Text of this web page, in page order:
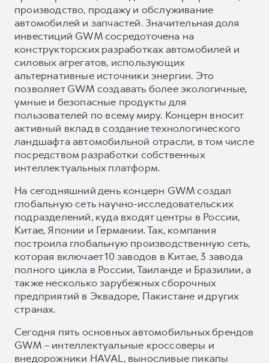
производство, продажу и обслуживание
автомобилей и запчастей. Значительная доля
инвестиций GWM сосредоточена на
конструкторских разработках автомобилей и
силовых агрегатов, использующих
альтернативные источники энергии. Это
позволяет GWM создавать более экологичные,
умные и безопасные продукты для
пользователей по всему миру. Концерн вносит
активный вклад в создание технологического
ландшафта автомобильной отрасли, в том числе
посредством разработки собственных
интеллектуальных платформ.
На сегодняшний день концерн GWM создал
глобальную сеть научно-исследовательских
подразделений, куда входят центры в России,
Китае, Японии и Германии. Так, компания
построила глобальную производственную сеть,
которая включает 10 заводов в Китае, 3 завода
полного цикла в России, Таиланде и Бразилии, а
также несколько зарубежных сборочных
предприятий в Эквадоре, Пакистане и других
странах.
Сегодня пять основных автомобильных брендов
GWM – интеллектуальные кроссоверы и
внедорожники HAVAL, выносливые пикапы